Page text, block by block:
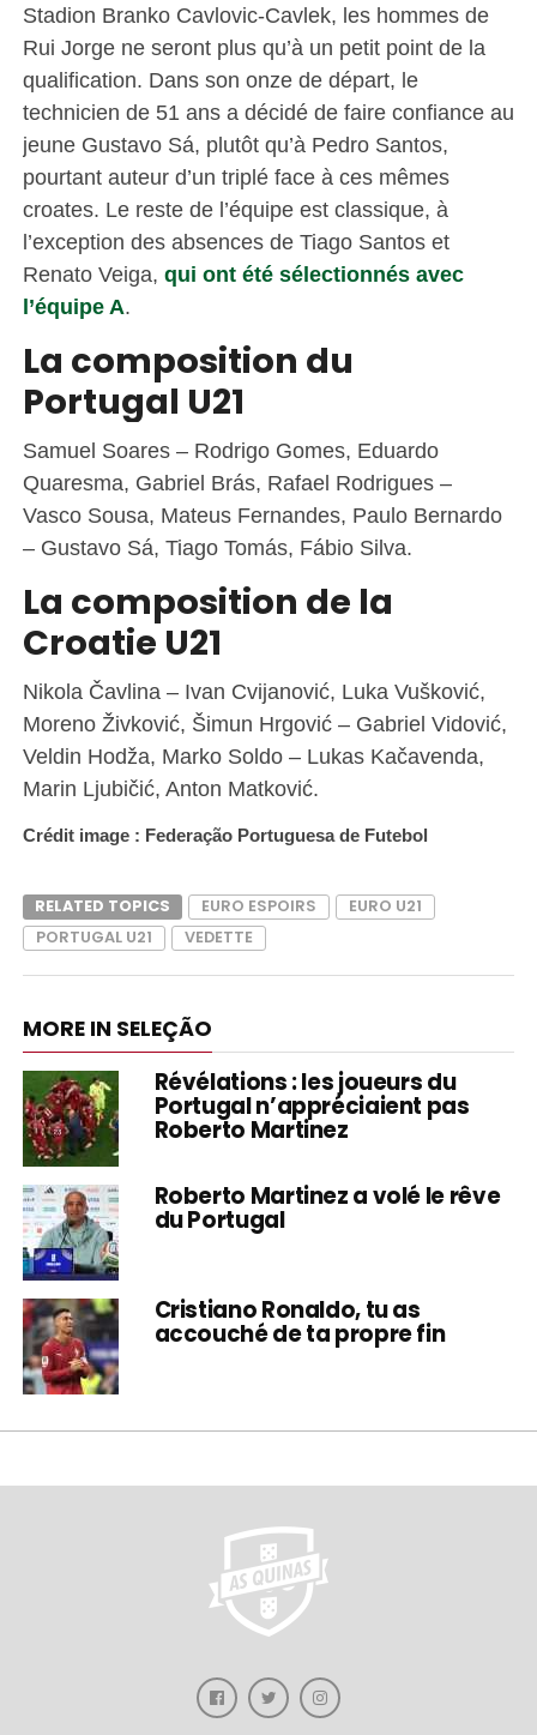
Stadion Branko Cavlovic-Cavlek, les hommes de
Rui Jorge ne seront plus qu’à un petit point de la
qualification. Dans son onze de départ, le
technicien de 51 ans a décidé de faire confiance au
jeune Gustavo Sá, plutôt qu’à Pedro Santos,
pourtant auteur d’un triplé face à ces mêmes
croates. Le reste de l’équipe est classique, à
l’exception des absences de Tiago Santos et
Renato Veiga, qui ont été sélectionnés avec
l’équipe A.
La composition du
Portugal U21
Samuel Soares – Rodrigo Gomes, Eduardo
Quaresma, Gabriel Brás, Rafael Rodrigues –
Vasco Sousa, Mateus Fernandes, Paulo Bernardo
– Gustavo Sá, Tiago Tomás, Fábio Silva.
La composition de la
Croatie U21
Nikola Čavlina – Ivan Cvijanović, Luka Vušković,
Moreno Živković, Šimun Hrgović – Gabriel Vidović,
Veldin Hodža, Marko Soldo – Lukas Kačavenda,
Marin Ljubičić, Anton Matković.
Crédit image : Federação Portuguesa de Futebol
RELATED TOPICS EURO ESPOIRS
EURO U21
PORTUGAL U21
VEDETTE
MORE IN SELEÇÃO
Révélations : les joueurs du
Portugal n’appréciaient pas
Roberto Martinez
Roberto Martinez a volé le rêve
du Portugal
Cristiano Ronaldo, tu as
accouché de ta propre fin